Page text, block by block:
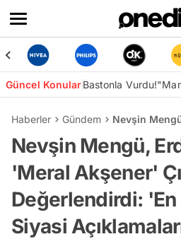
Güncel KonularBastonla Vurdu!
Haberler Gündem Nevşin
Nevşin Mengü,
'Meral Akşener'
Değerlendirdi:
Siyasi